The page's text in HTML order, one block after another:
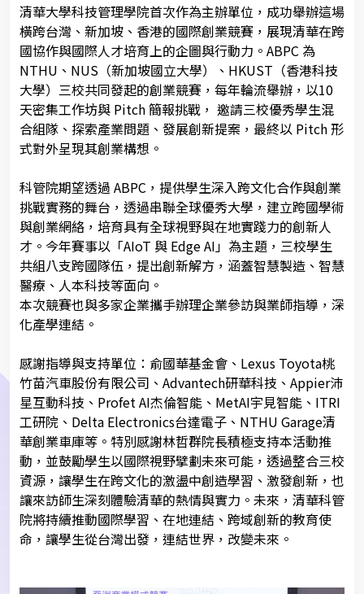
清華大學科技管理學院首次作為主辦單位，成功舉辦這場
橫跨台灣、新加坡、香港的國際創業競賽，展現清華在跨
國協作與國際人才培育上的企圖與行動力。ABPC 為
NTHU、NUS（新加坡國立大學）、HKUST（香港科技
大學）三校共同發起的創業競賽，每年輪流舉辦，以10
天密集工作坊與 Pitch 簡報挑戰， 邀請三校優秀學生混
合組隊、探索產業問題、發展創新提案，最終以 Pitch 形
式對外呈現其創業構想。
科管院期望透過 ABPC，提供學生深入跨文化合作與創業
挑戰實務的舞台，透過串聯全球優秀大學，建立跨國學術
與創業網絡，培育具有全球視野與在地實踐力的創新人
才。今年賽事以「AIoT 與 Edge AI」為主題，三校學生
共組八支跨國隊伍，提出創新解方，涵蓋智慧製造、智慧
醫療、人本科技等面向。
本次競賽也與多家企業攜手辦理企業參訪與業師指導，深
化產學連結。
感謝指導與支持單位：俞國華基金會、Lexus Toyota桃
竹苗汽車股份有限公司、Advantech研華科技、Appier沛
星互動科技、Profet AI杰倫智能、MetAI宇見智能、ITRI
工研院、Delta Electronics台達電子、NTHU Garage清
華創業車庫等。 特別感謝林哲群院長積極支持本活動推
動，並鼓勵學生以國際視野擘劃未來可能，透過整合三校
資源，讓學生在跨文化的激盪中創造學習、激發創新，也
讓來訪師生深刻體驗清華的熱情與實力。未來，清華科管
院將持續推動國際學習、在地連結、跨域創新的教育使
命，讓學生從台灣出發，連結世界，改變未來。